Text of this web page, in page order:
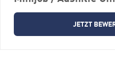
JETZT